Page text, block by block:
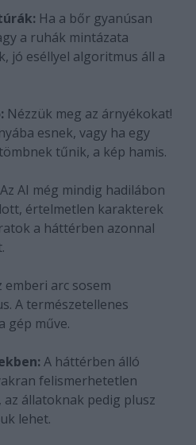
Ha a bőr gyanúsan
a ruhák mintázata
jó eséllyel algoritmus áll a
Nézzük meg az árnyékokat!
esnek, vagy ha egy
tűnik, a kép hamis.
Az AI még mindig hadilábon
értelmetlen karakterek
a háttérben azonnal
emberi arc sosem
A természetellenes
gép műve.
A háttérben álló
felismerhetetlen
az állatoknak pedig plusz
lehet.